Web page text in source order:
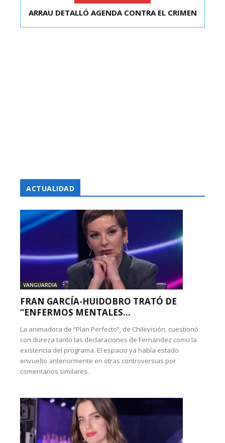
TC ADMITE A TRÁMITE Y DECLARA ADMISIBLES
ARRAU DETALLÓ AGENDA CONTRA EL CRIMEN
ACTUALIDAD
VANGUARDIA
FRAN GARCÍA-HUIDOBRO TRATÓ DE
“ENFERMOS MENTALES...
La animadora de “Plan Perfecto”, de Chilevisión, cuestionó
con dureza tanto las declaraciones de Fernández como la
existencia del programa. El espacio ya había estado
envuelto anteriormente en otras controversias por
comentarios similares.